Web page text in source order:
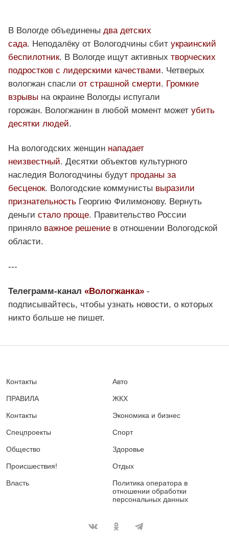
В Вологде объединены два детских
сада. Неподалёку от Вологодчины сбит украинский
беспилотник. В Вологде ищут активных творческих
подростков с лидерскими качествами. Четверых
вологжан спасли от страшной смерти. Громкие
взрывы на окраине Вологды испугали
горожан. Вологжанин в любой момент может убить
десятки людей.
На вологодских женщин нападает
неизвестный. Десятки объектов культурного
наследия Вологодчины будут проданы за
бесценок. Вологодские коммунисты выразили
признательность Георгию Филимонову. Вернуть
деньги стало проще. Правительство России
приняло важное решение в отношении Вологодской
области.
---
Телеграмм-канал «Вологжанка» -
подписывайтесь, чтобы узнать новости, о которых
никто больше не пишет.
Контакты
ПРАВИЛА
Контакты
Спецпроекты
Общество
Происшествия!
Власть
Авто
ЖКХ
Экономика и бизнес
Спорт
Здоровье
Отдых
Политика оператора в
отношении обработки
персональных данных